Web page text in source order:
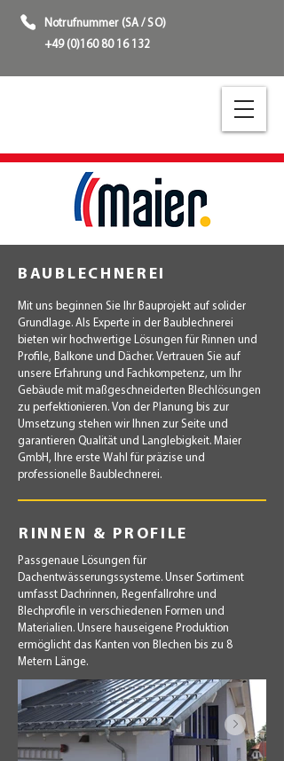
Notrufnummer (SA / SO)
+49 (0)160 80 16 132
BAUBLECHNEREI
Mit uns beginnen Sie Ihr Bauprojekt auf solider
Grundlage. Als Experte in der Baublechnerei
bieten wir hochwertige Lösungen für Rinnen und
Profile, Balkone und Dächer. Vertrauen Sie auf
unsere Erfahrung und Fachkompetenz, um Ihr
Gebäude mit maßgeschneiderten Blechlösungen
zu perfektionieren. Von der Planung bis zur
Umsetzung stehen wir Ihnen zur Seite und
garantieren Qualität und Langlebigkeit. Maier
GmbH, Ihre erste Wahl für präzise und
professionelle Baublechnerei.
RINNEN & PROFILE
Passgenaue Lösungen für
Dachentwässerungssysteme. Unser Sortiment
umfasst Dachrinnen, Regenfallrohre und
Blechprofile in verschiedenen Formen und
Materialien. Unsere hauseigene Produktion
ermöglicht das Kanten von Blechen bis zu 8
Metern Länge.